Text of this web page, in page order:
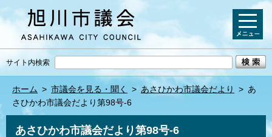
サイト内検索
ホーム > 市議会を見る・聞く > あさひかわ市議会だより > あ
さひかわ市議会だより第98号-6
あさひかわ市議会だより第98号-6